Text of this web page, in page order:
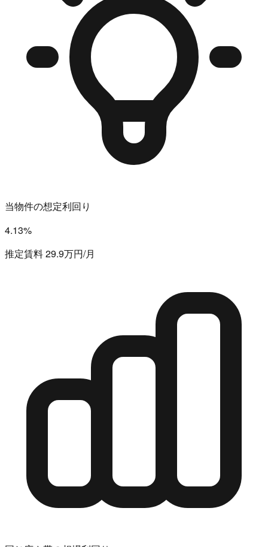
当物件の想定利回り
4.13%
推定賃料 29.9万円/月